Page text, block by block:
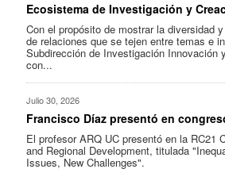
Ecosistema de Investigación y
Con el propósito de mostrar la diversidad
de relaciones que se tejen entre temas e
Subdirección de Investigación Innovación
con...
Julio 30, 2026
Francisco Díaz presentó en
El profesor ARQ UC presentó en la RC21
and Regional Development, titulada
Issues, New Challenges".